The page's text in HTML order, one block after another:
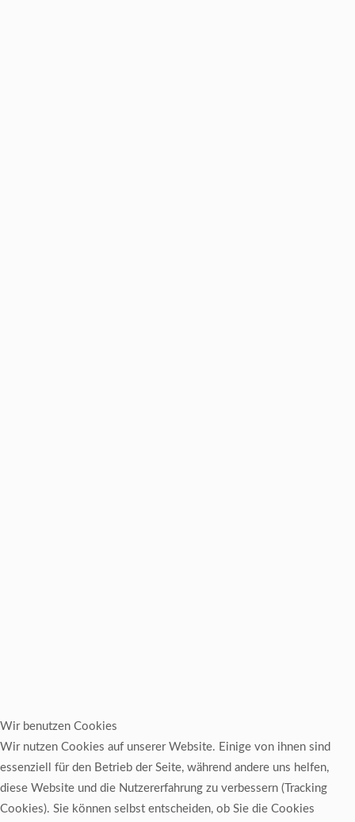
Wir benutzen Cookies
Wir nutzen Cookies auf unserer Website. Einige von ihnen sind
essenziell für den Betrieb der Seite, während andere uns helfen,
diese Website und die Nutzererfahrung zu verbessern (Tracking
Cookies). Sie können selbst entscheiden, ob Sie die Cookies